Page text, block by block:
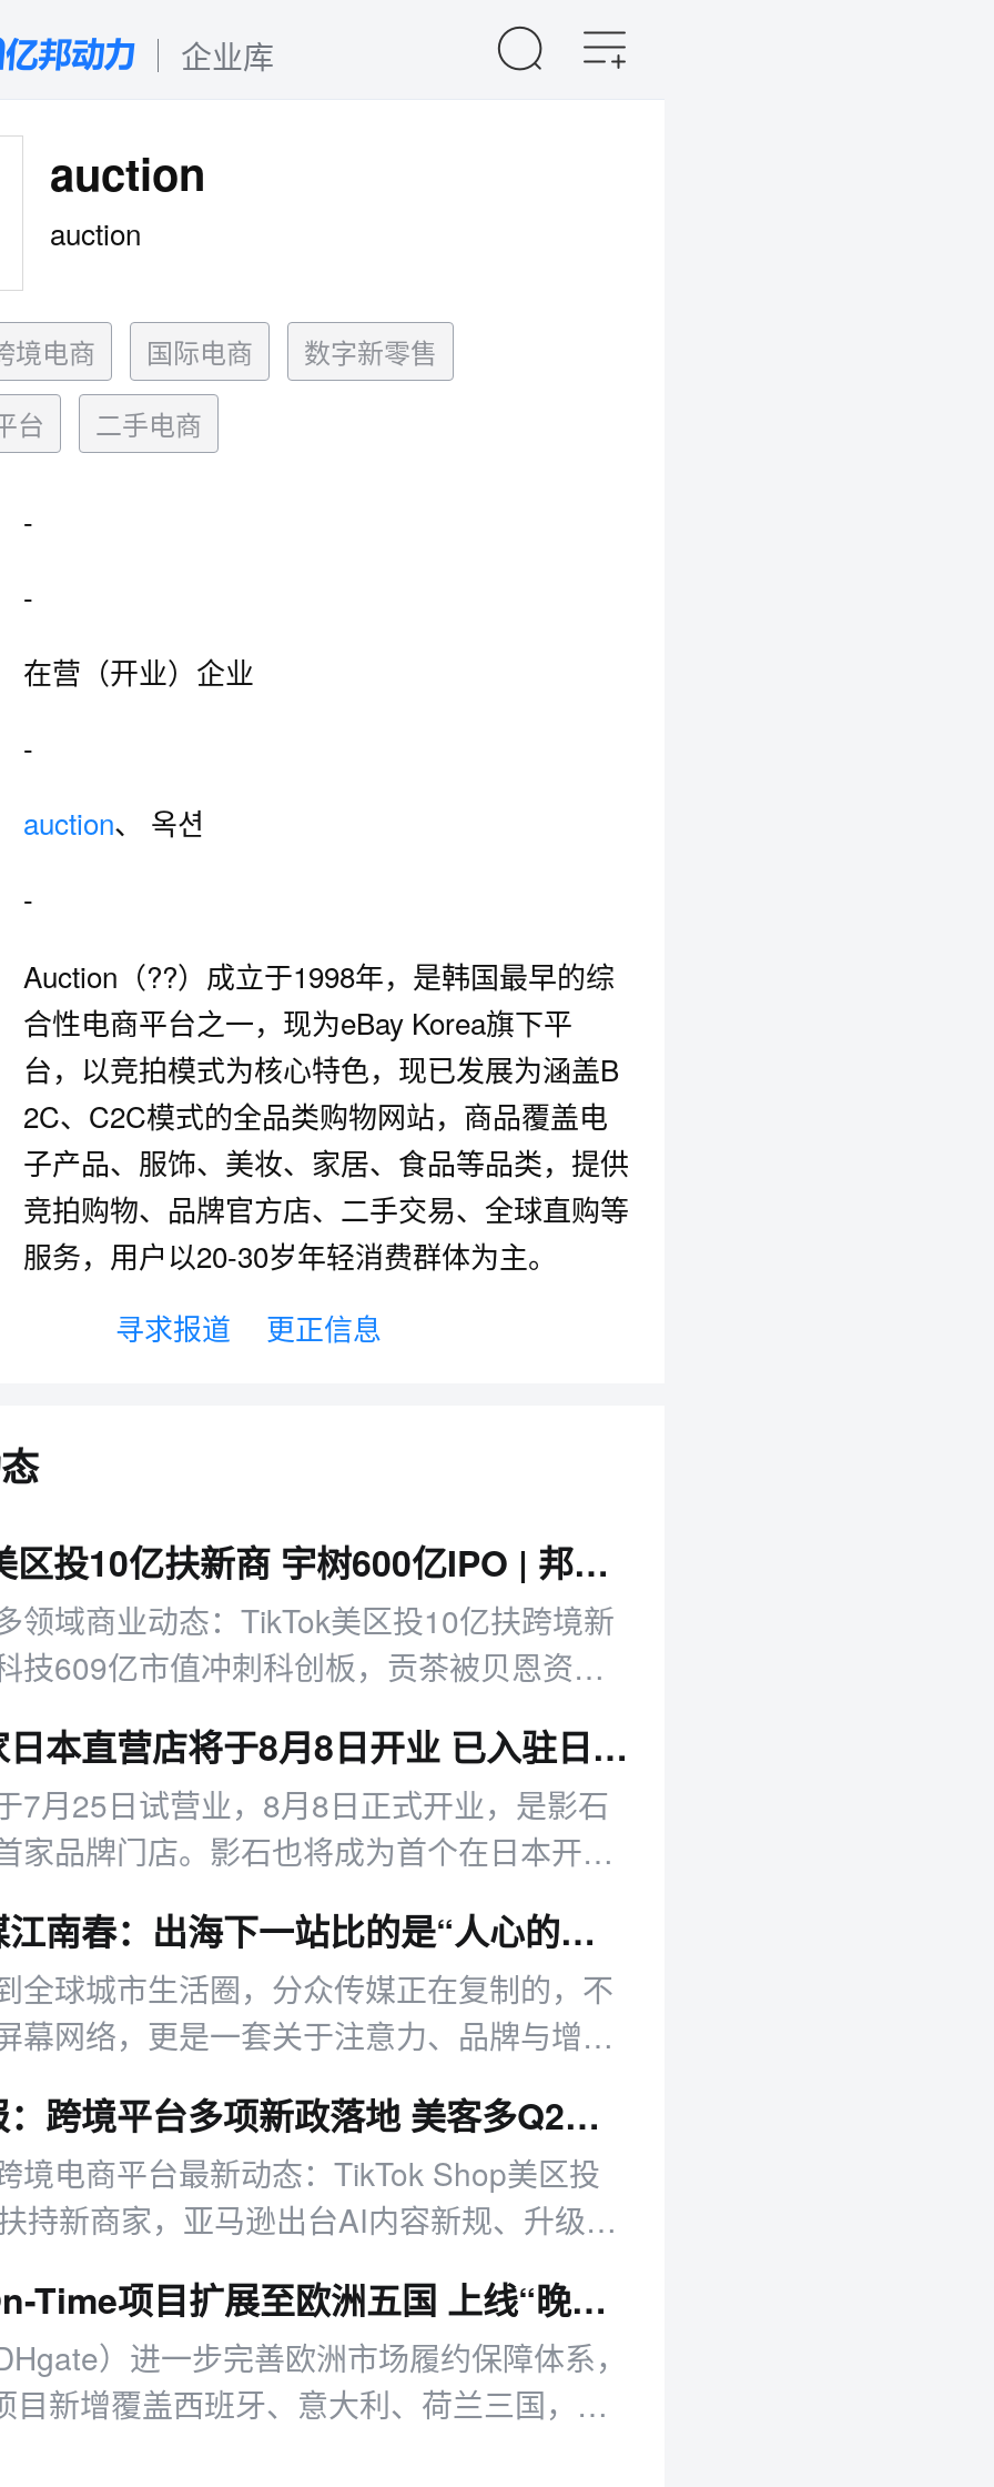
企业库
auction
auction
境电商 国际电商
数字新零售
台
二手电商
-
-
在营（开业）企业
-
auction、 옥션
-
Auction（??）成立于1998年，是韩国最早的综
合性电商平台之一，现为eBay Korea旗下平
台，以竞拍模式为核心特色，现已发展为涵盖B
2C、C2C模式的全品类购物网站，商品覆盖电
子产品、服饰、美妆、家居、食品等品类，提供
竞拍购物、品牌官方店、二手交易、全球直购等
服务，用户以20-30岁年轻消费群体为主。
寻求报道
更正信息
TikTok美区投10亿扶新商 宇树600亿IPO | 邦小白日报
领域商业动态：TikTok美区投10亿扶跨境新
技609亿市值冲刺科创板，贡茶被贝恩资本
影石首家日本直营店将于8月8日开业 已入驻日本约1500家线下零售渠道
7月25日试营业，8月8日正式开业，是影石
家品牌门店。影石也将成为首个在日本开设
分众传媒江南春：出海下一站比的是“人心的算法”
全球城市生活圈，分众传媒正在复制的，不
幕网络，更是一套关于注意力、品牌与增长
跨境日报：跨境平台多项新政落地 美客多Q2营收同比增50%
境电商平台最新动态：TikTok Shop美区投
持新商家，亚马逊出台AI内容新规、升级卖
敦煌网On-Time项目扩展至欧洲五国 上线“晚必赔”时效保障
）进一步完善欧洲市场履约保障体系，
目新增覆盖西班牙、意大利、荷兰三国，并